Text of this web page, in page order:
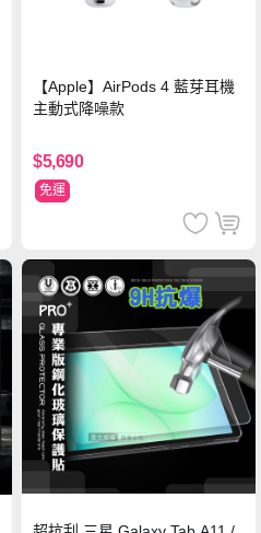
【Apple】AirPods 4 藍芽耳機
主動式降噪款
$5,690
免運